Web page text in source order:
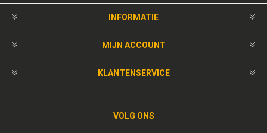
INFORMATIE
MIJN ACCOUNT
KLANTENSERVICE
VOLG ONS